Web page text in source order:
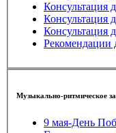
Консультация
Консультация
Консультация
Рекомендации
Музыкально-ритмическое
9 мая-День